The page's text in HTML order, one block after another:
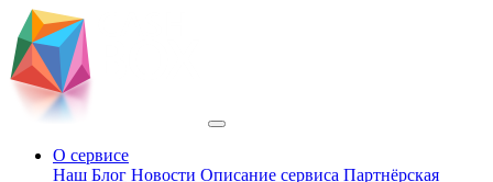
О сервисе
Наш Блог Новости Описание сервиса Партнёрская